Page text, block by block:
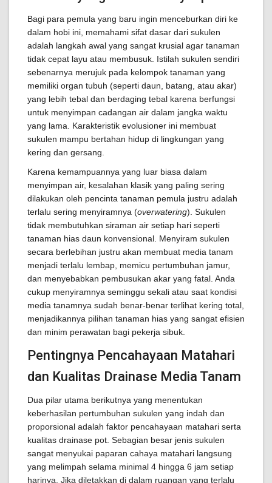
Bagi para pemula yang baru ingin menceburkan diri ke
dalam hobi ini, memahami sifat dasar dari sukulen
adalah langkah awal yang sangat krusial agar tanaman
tidak cepat layu atau membusuk. Istilah sukulen sendiri
sebenarnya merujuk pada kelompok tanaman yang
memiliki organ tubuh (seperti daun, batang, atau akar)
yang lebih tebal dan berdaging tebal karena berfungsi
untuk menyimpan cadangan air dalam jangka waktu
yang lama. Karakteristik evolusioner ini membuat
sukulen mampu bertahan hidup di lingkungan yang
kering dan gersang.
Karena kemampuannya yang luar biasa dalam
menyimpan air, kesalahan klasik yang paling sering
dilakukan oleh pencinta tanaman pemula justru adalah
terlalu sering menyiramnya (overwatering). Sukulen
tidak membutuhkan siraman air setiap hari seperti
tanaman hias daun konvensional. Menyiram sukulen
secara berlebihan justru akan membuat media tanam
menjadi terlalu lembap, memicu pertumbuhan jamur,
dan menyebabkan pembusukan akar yang fatal. Anda
cukup menyiramnya seminggu sekali atau saat kondisi
media tanamnya sudah benar-benar terlihat kering total,
menjadikannya pilihan tanaman hias yang sangat efisien
dan minim perawatan bagi pekerja sibuk.
Pentingnya Pencahayaan Matahari
dan Kualitas Drainase Media Tanam
Dua pilar utama berikutnya yang menentukan
keberhasilan pertumbuhan sukulen yang indah dan
proporsional adalah faktor pencahayaan matahari serta
kualitas drainase pot. Sebagian besar jenis sukulen
sangat menyukai paparan cahaya matahari langsung
yang melimpah selama minimal 4 hingga 6 jam setiap
harinya. Jika diletakkan di dalam ruangan yang terlalu